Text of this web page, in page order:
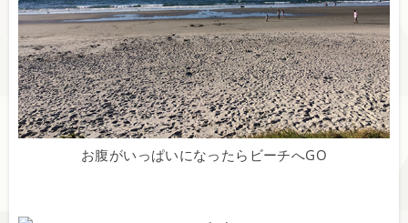
お腹がいっぱいになったらビーチへGO